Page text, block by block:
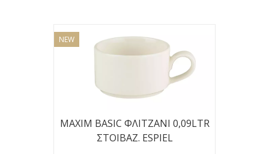
NEW
MAXIM BASIC ΦΛΙΤΖΑΝΙ 0,09LTR
ΣΤΟΙΒΑΖ. ESPIEL